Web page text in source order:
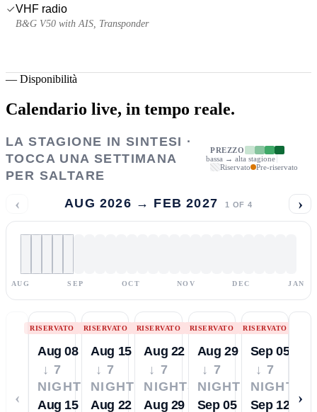
VHF radio
B&G V50 with AIS, Transponder
— Disponibilità
Calendario live, in tempo reale.
LA STAGIONE IN SINTESI ·
TOCCA UNA SETTIMANA
PER SALTARE
PREZZO
bassa → alta stagione
Riservato
Pre-riservato
‹ AUG 2026 → FEB 2027 1 OF 4 ›
AUG SEP OCT NOV DEC JAN
‹
RISERVATO
Aug 08
↓ 7
NIGHTS
Aug 15
RISERVATO
Aug 15
↓ 7
NIGHTS
Aug 22
RISERVATO
Aug 22
↓ 7
NIGHTS
Aug 29
RISERVATO
Aug 29
↓ 7
NIGHTS
Sep 05
RISERVATO
Sep 05
↓ 7
NIGHTS
Sep 12
›